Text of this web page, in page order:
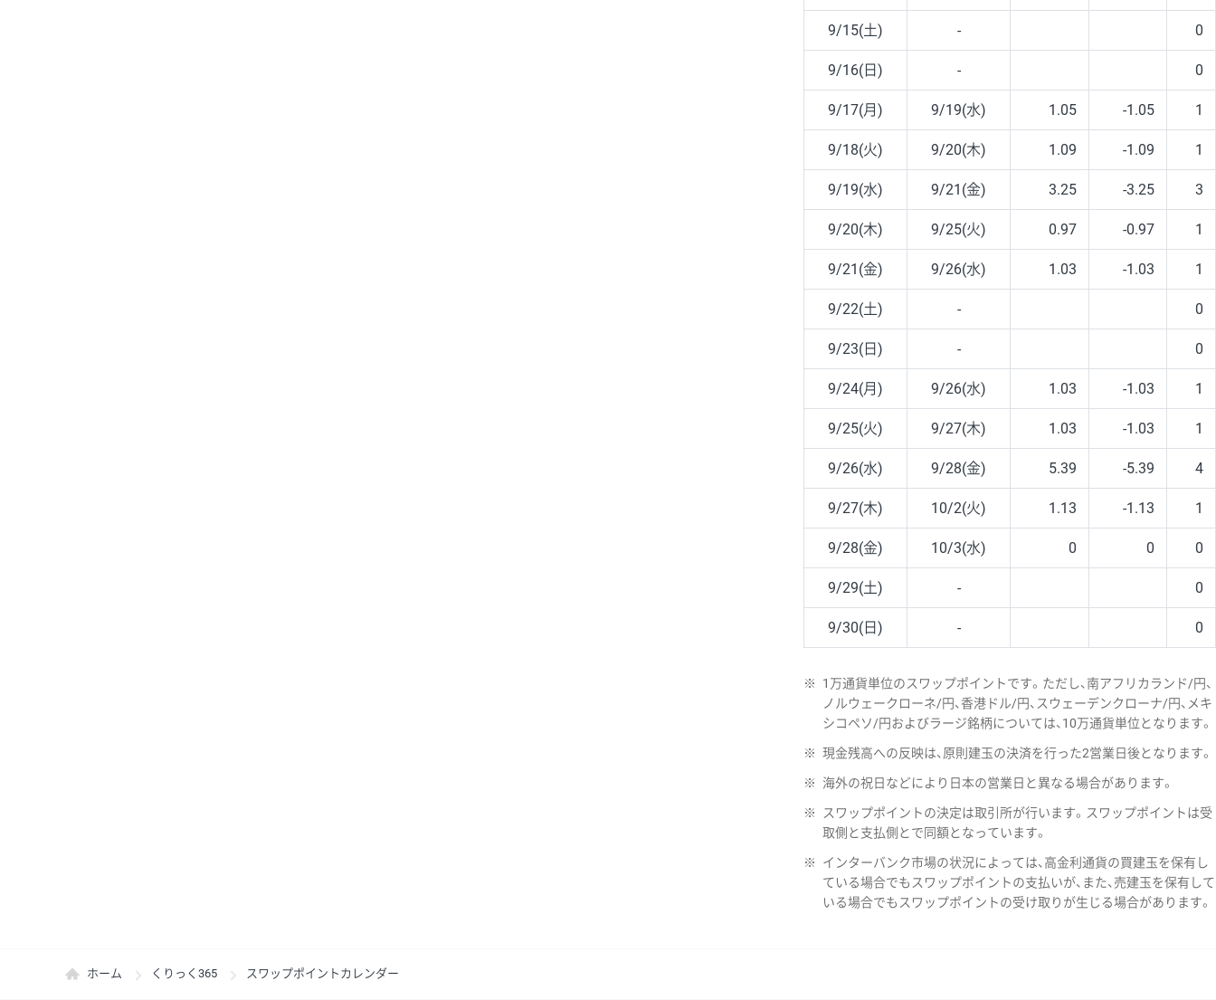
9/15(土) - 0
9/16(日) - 0
9/17(月) 9/19(水) 1.05 -1.05 1
9/18(火) 9/20(木) 1.09 -1.09 1
9/19(水) 9/21(金) 3.25 -3.25 3
9/20(木) 9/25(火) 0.97 -0.97 1
9/21(金) 9/26(水) 1.03 -1.03 1
9/22(土) - 0
9/23(日) - 0
9/24(月) 9/26(水) 1.03 -1.03 1
9/25(火) 9/27(木) 1.03 -1.03 1
9/26(水) 9/28(金) 5.39 -5.39 4
9/27(木) 10/2(火) 1.13 -1.13 1
9/28(金) 10/3(水) 0 0 0
9/29(土) - 0
9/30(日) - 0
※
1万通貨単位のスワップポイントです。ただし、南アフリカランド/円、
ノルウェークローネ/円、香港ドル/円、スウェーデンクローナ/円、メキ
シコペソ/円およびラージ銘柄については、10万通貨単位となります。
※ 現金残高への反映は、原則建玉の決済を行った2営業日後となります。
※ 海外の祝日などにより日本の営業日と異なる場合があります。
※
スワップポイントの決定は取引所が行います。スワップポイントは受
取側と支払側とで同額となっています。
※
インターバンク市場の状況によっては、高金利通貨の買建玉を保有し
ている場合でもスワップポイントの支払いが、また、売建玉を保有して
いる場合でもスワップポイントの受け取りが生じる場合があります。
ホーム くりっく365 スワップポイントカレンダー